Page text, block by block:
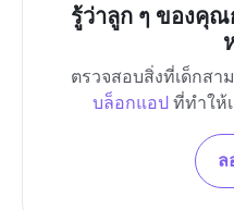
รู้ว่าลูก ๆ ของคุ
ตรวจสอบสิ่งที่เด็กสา
บล็อกแอปที่ทำให้
ล